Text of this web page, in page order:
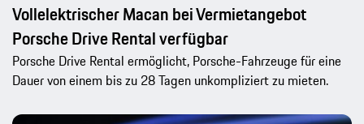
Vollelektrischer Macan bei Vermietangebot
Porsche Drive Rental verfügbar
Porsche Drive Rental ermöglicht, Porsche-Fahrzeuge für eine
Dauer von einem bis zu 28 Tagen unkompliziert zu mieten.